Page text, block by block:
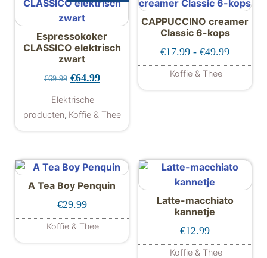
Espressokoker
CLASSICO elektrisch
zwart
€69.99 Oorspronkelijke prijs was: €69.99.
€64.99Huidige prijs is: €64.99.
Elektrische
producten, Koffie & Thee
CAPPUCCINO creamer
Classic 6-kops
€17.99 - €49.99
Koffie & Thee
Dit product
A Tea Boy Penquin
€29.99
Koffie & Thee
Latte-macchiato
kannetje
€12.99
Koffie & Thee